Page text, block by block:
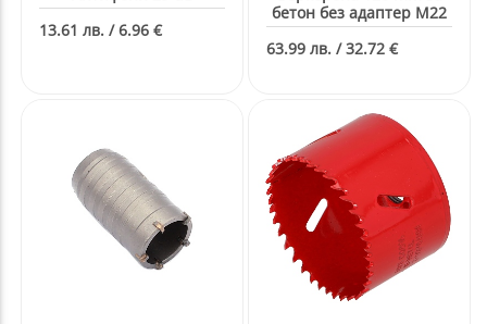
13.61 лв. / 6.96 €
бетон без адаптер M22
63.99 лв. / 32.72 €